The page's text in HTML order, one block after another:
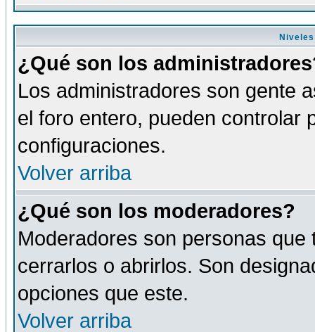
¿Qué son los
Los administradores son gente
el foro entero, pueden controlar
configuraciones.
Volver arriba
¿Qué son los moderadores?
Moderadores son personas
cerrarlos o abrirlos. Son
opciones que este.
Volver arriba